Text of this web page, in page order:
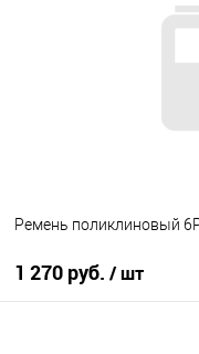
Ремень поликлиновый
1 270 руб. / шт